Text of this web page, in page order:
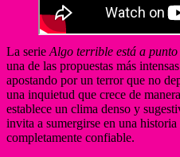
La serie Algo terrible está a punto
una de las propuestas más
apostando por un terror que no
una inquietud que crece de
establece un clima denso y
invita a sumergirse en una historia
completamente confiable.